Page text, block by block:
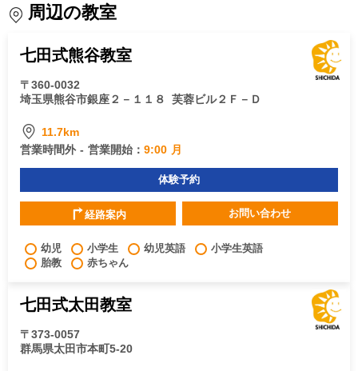
周辺の教室
七田式熊谷教室
〒360-0032
埼玉県熊谷市銀座２－１１８
芙蓉ビル２Ｆ－Ｄ
11.7km
営業時間外 - 営業開始： 9:00 月
体験予約
経路案内 お問い合わせ
幼児 小学生 幼児英語
小学生英語
胎教
赤ちゃん
七田式太田教室
〒373-0057
群馬県太田市本町5-20